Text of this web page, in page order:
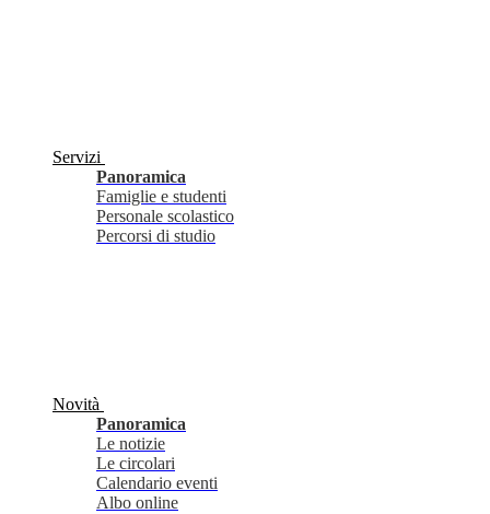
Servizi
Panoramica
Famiglie e studenti
Personale scolastico
Percorsi di studio
Novità
Panoramica
Le notizie
Le circolari
Calendario eventi
Albo online